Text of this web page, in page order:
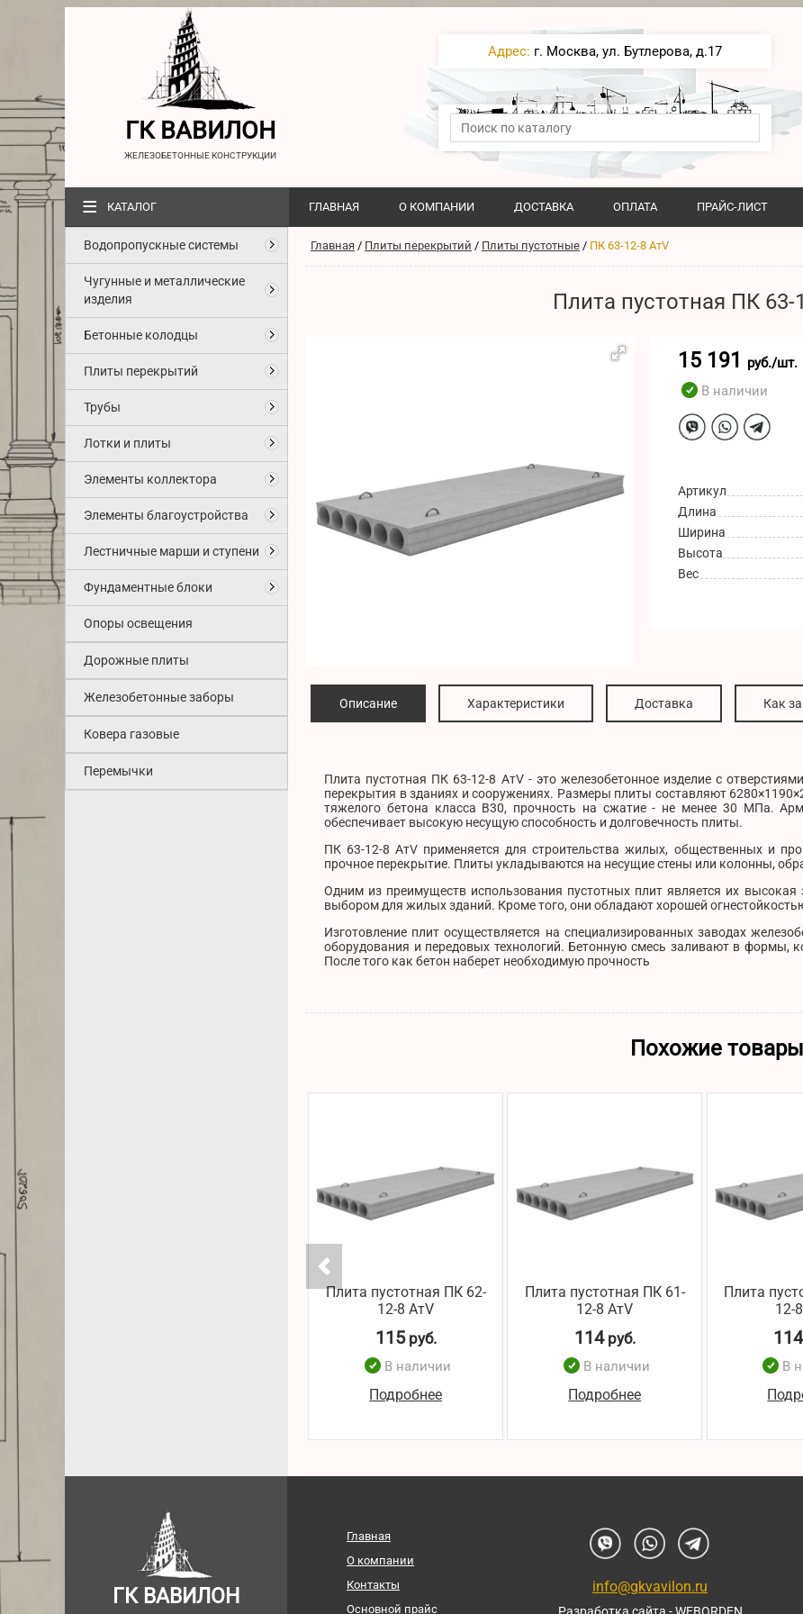
ГК ВАВИЛОН
ЖЕЛЕЗОБЕТОННЫЕ КОНСТРУКЦИИ
Адрес: г. Москва, ул. Бутлерова, д.17
≡ КАТАЛОГ ГЛАВНАЯ О КОМПАНИИ ДОСТАВКА ОПЛАТА ПРАЙС-ЛИСТ
Водопропускные системы
Чугунные и металлические
изделия
Бетонные колодцы
Плиты перекрытий
Трубы
Лотки и плиты
Элементы коллектора
Элементы благоустройства
Лестничные марши и ступени
Фундаментные блоки
Опоры освещения
Дорожные плиты
Железобетонные заборы
Ковера газовые
Перемычки
Главная / Плиты перекрытий / Плиты пустотные / ПК 63-12-8 AтV
Плита пустотная ПК 63-
15 191 руб./шт.
В наличии
Артикул
Длина
Ширина
Высота
Вес
Описание Характеристики Доставка Как
Плита пустотная ПК 63-12-8 AтV - это железобетонное изделие с
перекрытия в зданиях и сооружениях. Размеры плиты составляют
тяжелого бетона класса B30, прочность на сжатие - не менее 30 МПа.
обеспечивает высокую несущую способность и долговечность плиты.
ПК 63-12-8 AтV применяется для строительства жилых, общественных и
прочное перекрытие. Плиты укладываются на несущие стены или колонны,
Одним из преимуществ использования пустотных плит является их
выбором для жилых зданий. Кроме того, они обладают хорошей
Изготовление плит осуществляется на специализированных заводах
оборудования и передовых технологий. Бетонную смесь заливают в формы,
После того как бетон наберет необходимую прочность
Похожие товары
Плита пустотная ПК 62-
12-8 AтV
115руб.
В наличии
Подробнее
Плита пустотная ПК 61-
12-8 AтV
114руб.
В наличии
Подробнее
Плита
12-
114
В
ГК ВАВИЛОН
Главная
О компании
Контакты
Основной прайс
info@gkvavilon.ru